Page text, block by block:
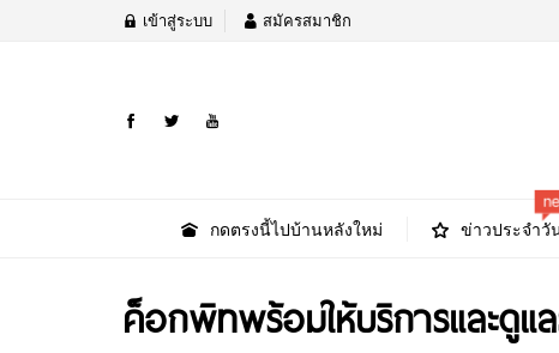
เข้าสู่ระบบ สมัครสมาชิก
กดตรงนี้ไปบ้านหลังใหม่ ข่าวประจำวั
ค็อกพิทพร้อมให้บริการและดู